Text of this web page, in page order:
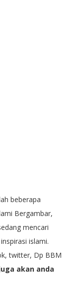
beberapa
Bergambar,
mencari
islami.
twitter, Dp BBM
akan anda